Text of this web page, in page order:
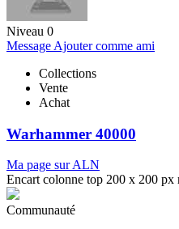
Niveau 0
Message Ajouter comme ami
Collections
Vente
Achat
Warhammer 40000
Ma page sur ALN
Encart colonne top 200 x 200 px
Communauté